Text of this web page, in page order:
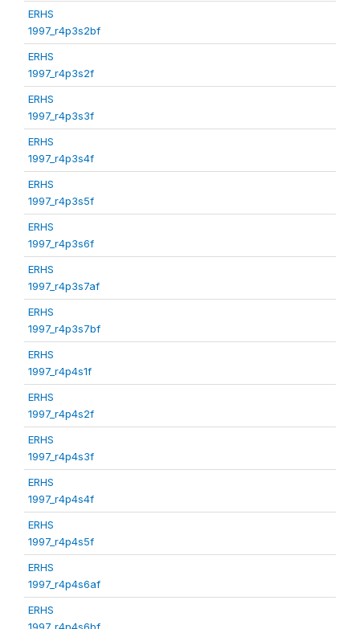
ERHS
1997_r4p3s2bf
ERHS
1997_r4p3s2f
ERHS
1997_r4p3s3f
ERHS
1997_r4p3s4f
ERHS
1997_r4p3s5f
ERHS
1997_r4p3s6f
ERHS
1997_r4p3s7af
ERHS
1997_r4p3s7bf
ERHS
1997_r4p4s1f
ERHS
1997_r4p4s2f
ERHS
1997_r4p4s3f
ERHS
1997_r4p4s4f
ERHS
1997_r4p4s5f
ERHS
1997_r4p4s6af
ERHS
1997_r4p4s6bf